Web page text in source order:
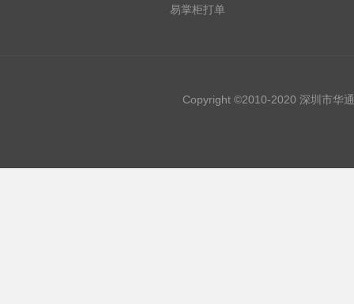
易掌柜打单
Copyright ©2010-2020 深圳市华